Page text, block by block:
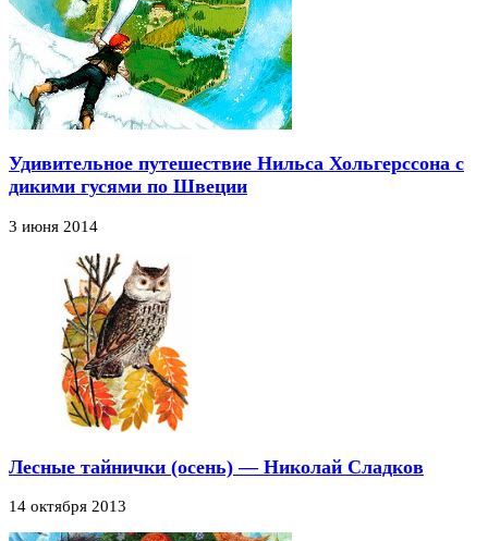
Удивительное путешествие Нильса Хольгерссона с
дикими гусями по Швеции
3 июня 2014
Лесные тайнички (осень) — Николай Сладков
14 октября 2013